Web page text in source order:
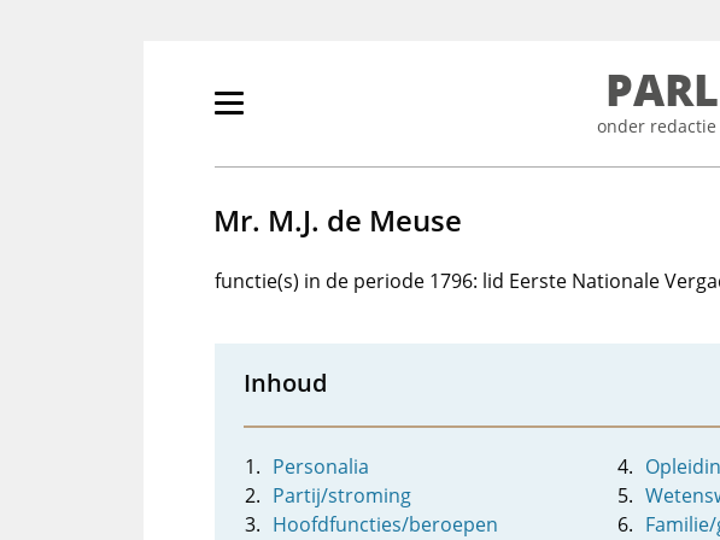
Primair
tonen/verbergen
onder
Mr. M.J. de Meuse
functie(s) in de periode 1796: lid Eerste Nationale
Inhoud
Personalia
Partij/stroming
Hoofdfuncties/beroepen